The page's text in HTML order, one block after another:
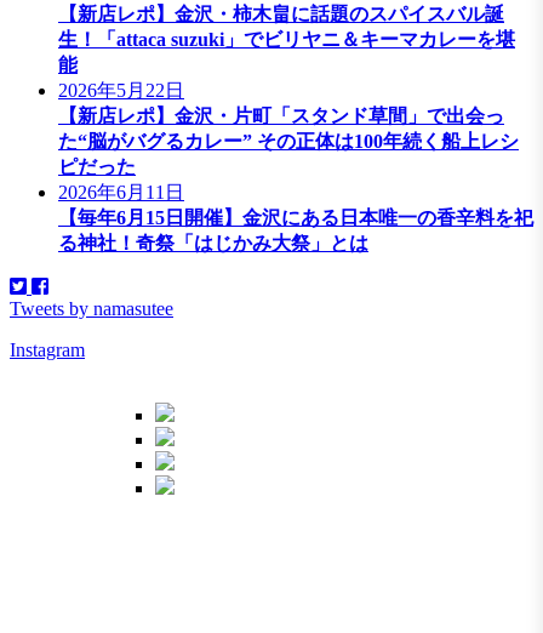
【新店レポ】金沢・柿木畠に話題のスパイスバル誕
生！「attaca suzuki」でビリヤニ＆キーマカレーを堪
能
2026年5月22日
【新店レポ】金沢・片町「スタンド草間」で出会っ
た“脳がバグるカレー” その正体は100年続く船上レシ
ピだった
2026年6月11日
【毎年6月15日開催】金沢にある日本唯一の香辛料を祀
る神社！奇祭「はじかみ大祭」とは
Tweets by namasutee
Instagram